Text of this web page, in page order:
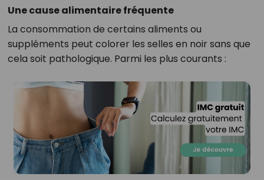
Une cause alimentaire fréquente
La consommation de certains aliments ou
suppléments peut colorer les selles en noir sans que
cela soit pathologique. Parmi les plus courants :